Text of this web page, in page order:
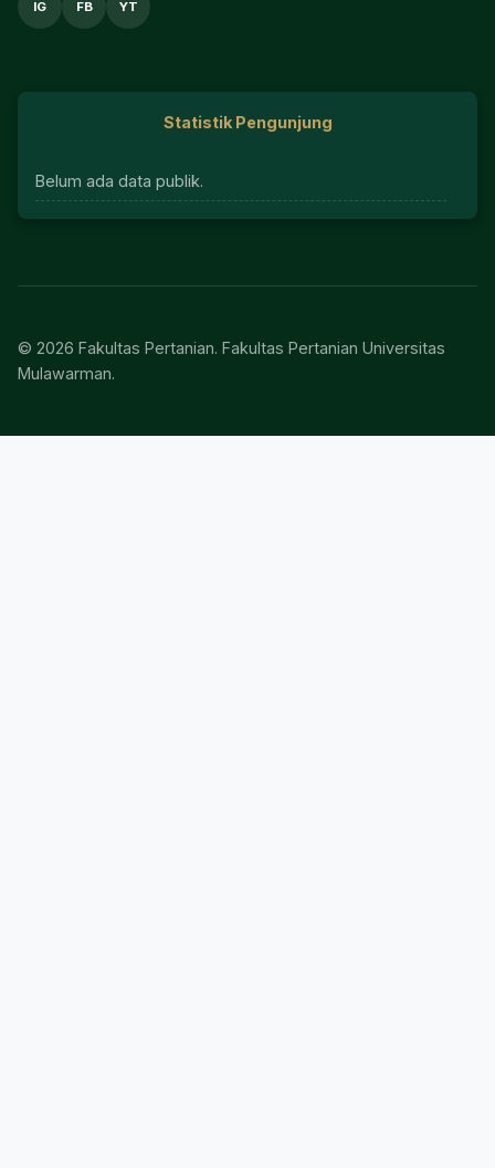
IG FB YT
Statistik Pengunjung
Belum ada data publik.
© 2026 Fakultas Pertanian. Fakultas Pertanian Universitas
Mulawarman.